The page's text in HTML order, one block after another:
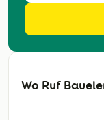
Wo Ruf